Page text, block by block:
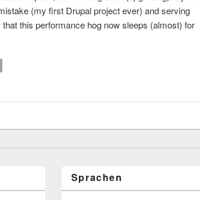
(my first Drupal project ever) and serving
this performance hog now sleeps (almost) for
Sprachen